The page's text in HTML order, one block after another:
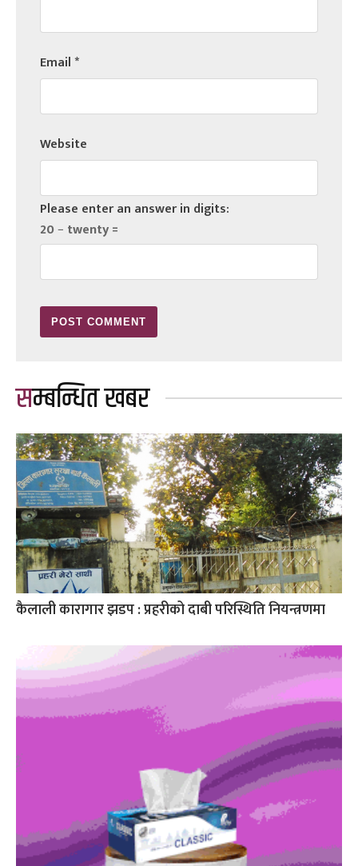
Email*
Website
Please enter an answer in digits:
20 − twenty =
सम्बन्धित खबर
कैलाली कारागार झडप : प्रहरीको दाबी परिस्थिति नियन्त्रणमा